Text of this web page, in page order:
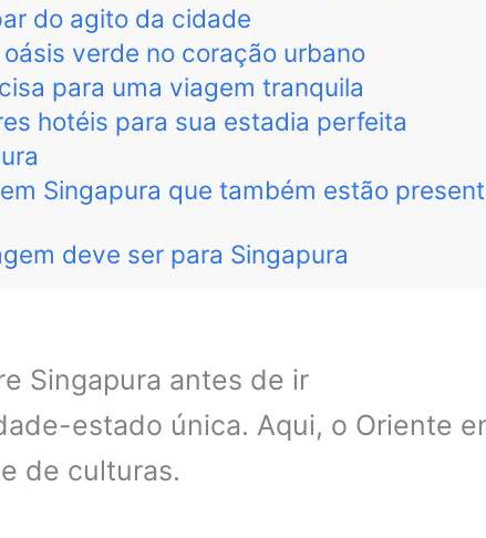
do agito da cidade
verde no coração urbano
para uma viagem tranquila
hotéis para sua estadia perfeita
Singapura que também estão
deve ser para Singapura
Singapura antes de ir
estado única. Aqui, o Oriente
de culturas.